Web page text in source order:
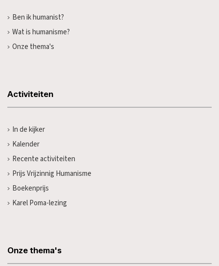
Ben ik humanist?
Wat is humanisme?
Onze thema's
Activiteiten
In de kijker
Kalender
Recente activiteiten
Prijs Vrijzinnig Humanisme
Boekenprijs
Karel Poma-lezing
Onze thema's